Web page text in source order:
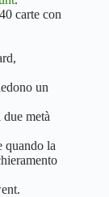
carte con
un
metà
quando la